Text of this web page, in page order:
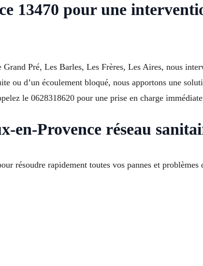
13470 pour une
Pré, Les Barles, Les Frères, Les Aires, nous
ou d’un écoulement bloqué, nous apportons une
le 0628318620 pour une prise en charge
en-Provence réseau
résoudre rapidement toutes vos pannes et problèmes